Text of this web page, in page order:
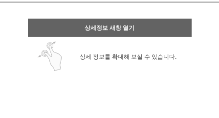
상세정보 새창 열기
상세 정보를 확대해 보실 수 있습니다.